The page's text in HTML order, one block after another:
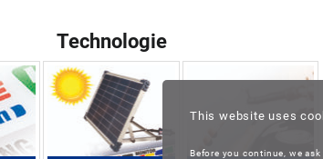
Technologie
This website uses
Before you continue, we